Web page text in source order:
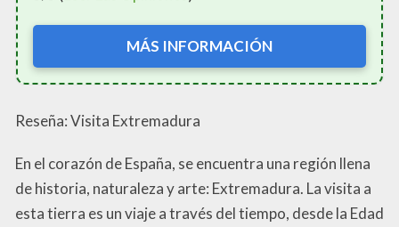
MÁS INFORMACIÓN
Reseña: Visita Extremadura
En el corazón de España, se encuentra una región llena
de historia, naturaleza y arte: Extremadura. La visita a
esta tierra es un viaje a través del tiempo, desde la Edad